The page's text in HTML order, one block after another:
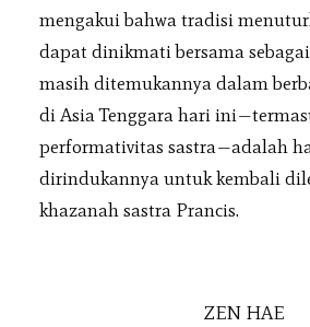
mengakui bahwa tradisi
dapat dinikmati bersama
masih ditemukannya dalam
di Asia Tenggara hari
performativitas sastra—adalah
dirindukannya untuk kembali
khazanah sastra Prancis.
ZEN HAE